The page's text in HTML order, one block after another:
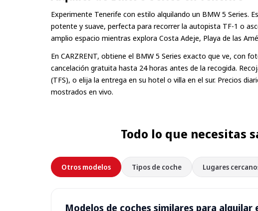
Experimente Tenerife con estilo alquilando un BMW 5 Series.
potente y suave, perfecta para recorrer la autopista TF-1 o
amplio espacio mientras explora Costa Adeje, Playa de las
En CARZRENT, obtiene el BMW 5 Series exacto que ve, con
cancelación gratuita hasta 24 horas antes de la recogida.
(TFS), o elija la entrega en su hotel o villa en el sur. Precios
mostrados en vivo.
Todo lo que necesitas
Otros modelos Tipos de coche Lugares
Modelos de coches similares para alquilar